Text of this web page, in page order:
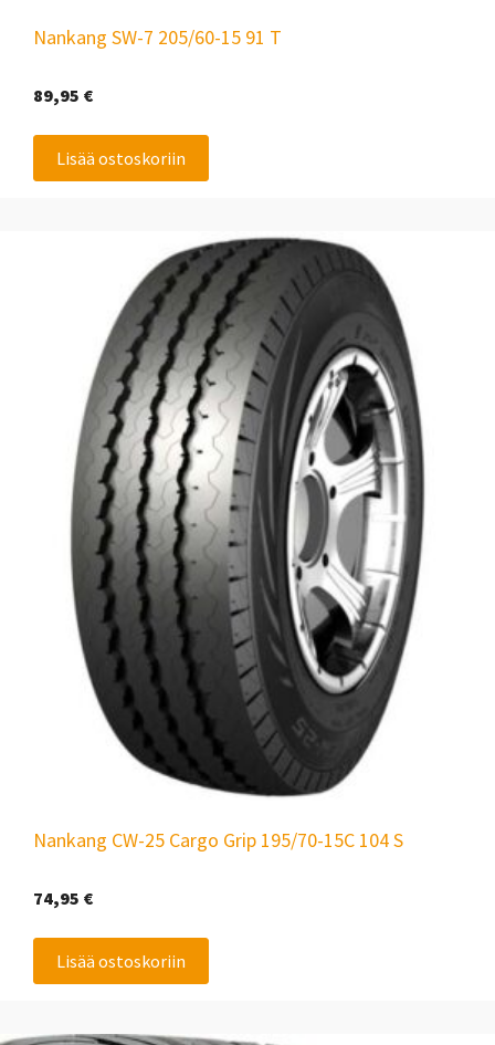
Nankang SW-7 205/60-15 91 T
89,95 €
Lisää ostoskoriin
Nankang CW-25 Cargo Grip 195/70-15C 104 S
74,95 €
Lisää ostoskoriin